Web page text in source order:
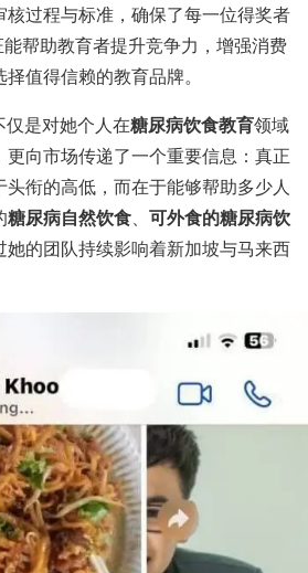
过程与标准，确保了每一位得奖者
能帮助教育者提升竞争力，增强消费
值得信赖的教育品牌。
仅是对她个人在糖尿病饮食教育领域
更向市场传递了一个重要信息：真正
衔的高低，而在于能够帮助多少人
糖尿病自然饮食
可外食的糖尿病饮
她的团队持续影响着新加坡与马来西